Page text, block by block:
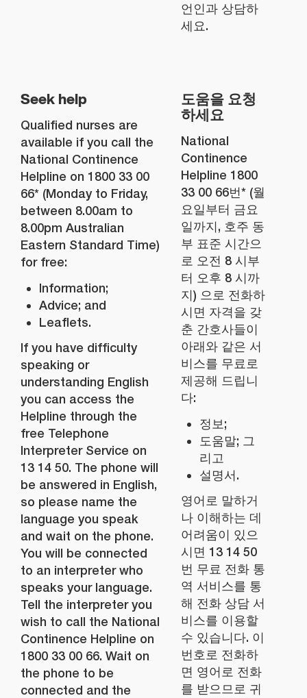
언인과 상담하
세요.
Seek help
Qualified nurses are
available if you call the
National Continence
Helpline on 1800 33 00
66* (Monday to Friday,
between 8.00am to
8.00pm Australian
Eastern Standard Time)
for free:
Information;
Advice; and
Leaflets.
If you have difficulty
speaking or
understanding English
you can access the
Helpline through the
free Telephone
Interpreter Service on
13 14 50. The phone will
be answered in English,
so please name the
language you speak
and wait on the phone.
You will be connected
to an interpreter who
speaks your language.
Tell the interpreter you
wish to call the National
Continence Helpline on
1800 33 00 66. Wait on
the phone to be
connected and the
도움을 요청
하세요
National
Continence
Helpline 1800
33 00 66번* (월
요일부터 금요
일까지, 호주 동
부 표준 시간으
로 오전 8 시부
터 오후 8 시까
지) 으로 전화하
시면 자격을 갖
춘 간호사들이
아래와 같은 서
비스를 무료로
제공해 드립니
다:
정보;
도움말; 그
리고
설명서.
영어로 말하거
나 이해하는 데
어려움이 있으
시면 13 14 50
번 무료 전화 통
역 서비스를 통
해 전화 상담 서
비스를 이용할
수 있습니다. 이
번호로 전화하
면 영어로 전화
를 받으므로 귀